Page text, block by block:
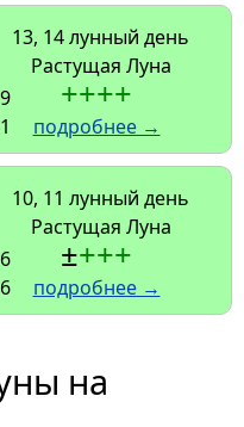
13, 14 лунный день
Растущая Луна
++++
подробнее →
10, 11 лунный день
Растущая Луна
±+++
подробнее →
на